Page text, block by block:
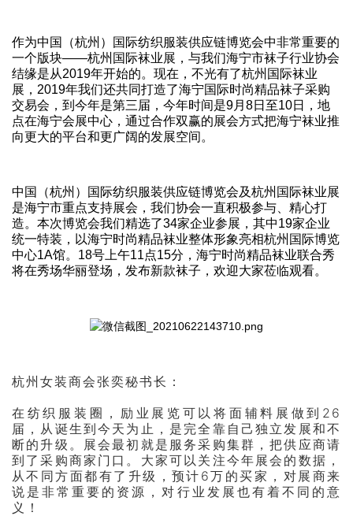
作为中国（杭州）国际纺织服装供应链博览会中非常重要的
一个版块——杭州国际袜业展，与我们海宁市袜子行业协会
结缘是从2019年开始的。现在，不光有了杭州国际袜业
展，2019年我们还共同打造了海宁国际时尚精品袜子采购
交易会，到今年是第三届，今年时间是9月8日至10日，地
点在海宁会展中心，通过合作双赢的展会方式把海宁袜业推
向更大的平台和更广阔的发展空间。
中国（杭州）国际纺织服装供应链博览会及杭州国际袜业展
是海宁市重点支持展会，我们协会一直积极参与、精心打
造。本次博览会我们精选了34家企业参展，其中19家企业
统一特装，以海宁时尚精品袜业整体形象亮相杭州国际博览
中心1A馆。18号上午11点15分，海宁时尚精品袜业联合秀
将在秀场华丽登场，发布新款袜子，欢迎大家莅临观看。
杭州女装商会张奕秘书长：
在纺织服装圈，励业展览可以将面辅料展做到26
届，从诞生到今天为止，是完全靠自己独立发展和不
断的升级。展会最初就是服务采购集群，把供应商请
到了采购商家门口。大家可以关注今年展会的数据，
从不同方面都有了升级，预计6万的买家，对展商来
说是非常重要的资源，对行业发展也有着不同的意
义！